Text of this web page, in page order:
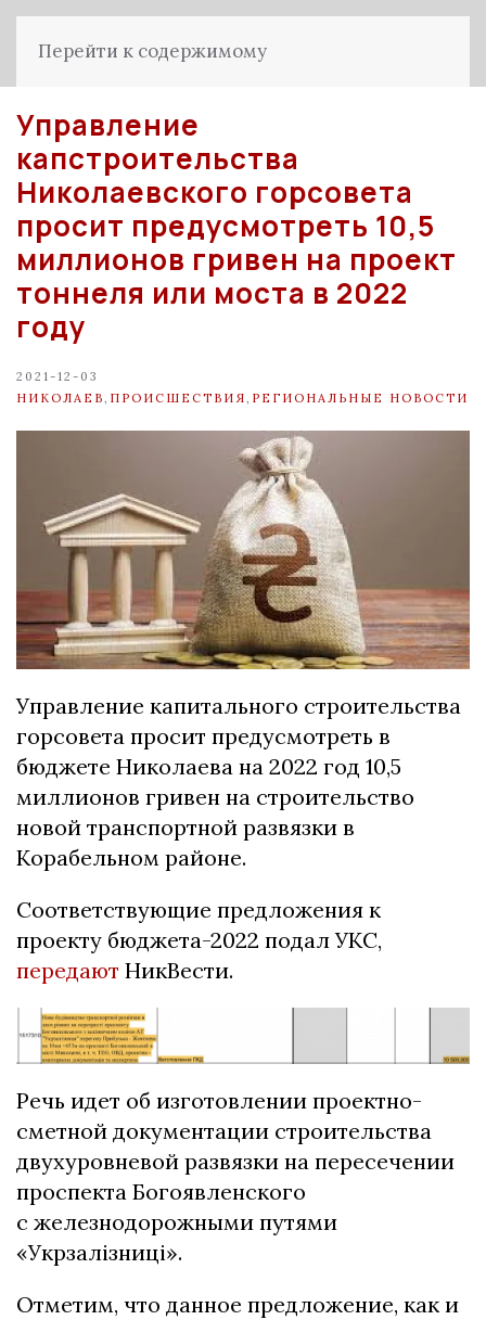
Перейти к содержимому
Управление
капстроительства
Николаевского горсовета
просит предусмотреть 10,5
миллионов гривен на проект
тоннеля или моста в 2022
году
2021-12-03
НИКОЛАЕВ ПРОИСШЕСТВИЯ РЕГИОНАЛЬНЫЕ НОВОСТИ
Управление капитального строительства
горсовета просит предусмотреть в
бюджете Николаева на 2022 год 10,5
миллионов гривен на строительство
новой транспортной развязки в
Корабельном районе.
Соответствующие предложения к
проекту бюджета-2022 подал УКС,
передают НикВести.
Речь идет об изготовлении проектно-
сметной документации строительства
двухуровневой развязки на пересечении
проспекта Богоявленского
с железнодорожными путями
«Укрзалiзницi».
Отметим, что данное предложение, как и